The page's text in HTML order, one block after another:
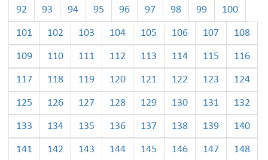
92 93 94 95 96 97 98 99 100
101 102 103 104 105 106 107 108
109 110 111 112 113 114 115 116
117 118 119 120 121 122 123 124
125 126 127 128 129 130 131 132
133 134 135 136 137 138 139 140
141 142 143 144 145 146 147 148